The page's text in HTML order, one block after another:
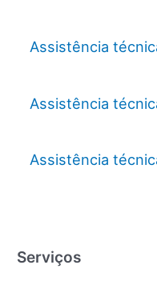
Assistência
Assistência
Assistência
Serviços